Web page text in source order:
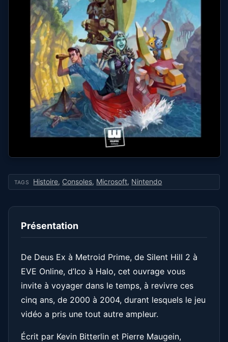
TAGS Histoire, Consoles, Microsoft, Nintendo
Présentation
De Deus Ex à Metroid Prime, de Silent Hill 2 à
EVE Online, d’Ico à Halo, cet ouvrage vous
invite à voyager dans le temps, à revivre ces
cinq ans, de 2000 à 2004, durant lesquels le jeu
vidéo a pris une tout autre ampleur.
Écrit par Kevin Bitterlin et Pierre Maugein,